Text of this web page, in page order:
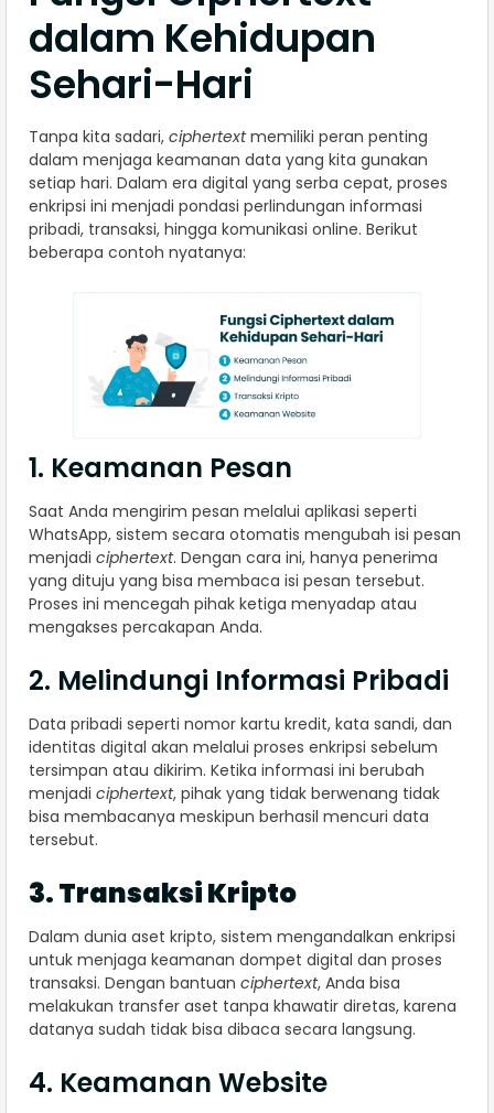
dalam Kehidupan
Sehari-Hari
Tanpa kita sadari, ciphertextmemiliki peran penting
dalam menjaga keamanan data yang kita gunakan
setiap hari. Dalam era digital yang serba cepat, proses
enkripsi ini menjadi pondasi perlindungan informasi
pribadi, transaksi, hingga komunikasi online. Berikut
beberapa contoh nyatanya:
1. Keamanan Pesan
Saat Anda mengirim pesan melalui aplikasi seperti
WhatsApp, sistem secara otomatis mengubah isi pesan
menjadi ciphertext. Dengan cara ini, hanya penerima
yang dituju yang bisa membaca isi pesan tersebut.
Proses ini mencegah pihak ketiga menyadap atau
mengakses percakapan Anda.
2. Melindungi Informasi Pribadi
Data pribadi seperti nomor kartu kredit, kata sandi, dan
identitas digital akan melalui proses enkripsi sebelum
tersimpan atau dikirim. Ketika informasi ini berubah
menjadi ciphertext, pihak yang tidak berwenang tidak
bisa membacanya meskipun berhasil mencuri data
tersebut.
3. Transaksi Kripto
Dalam dunia aset kripto, sistem mengandalkan enkripsi
untuk menjaga keamanan dompet digital dan proses
transaksi. Dengan bantuan ciphertext, Anda bisa
melakukan transfer aset tanpa khawatir diretas, karena
datanya sudah tidak bisa dibaca secara langsung.
4. Keamanan Website